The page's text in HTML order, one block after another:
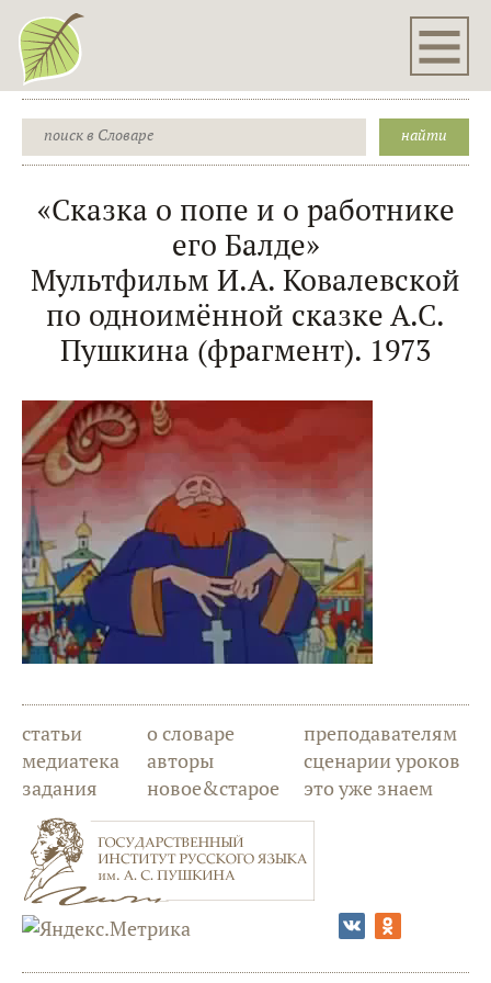
«Сказка о попе и о работнике
его Балде»
Мультфильм И.А. Ковалевской
по одноимённой сказке А.С.
Пушкина (фрагмент). 1973
статьи
медиатека
задания
о словаре
авторы
новое&старое
преподавателям
сценарии уроков
это уже знаем